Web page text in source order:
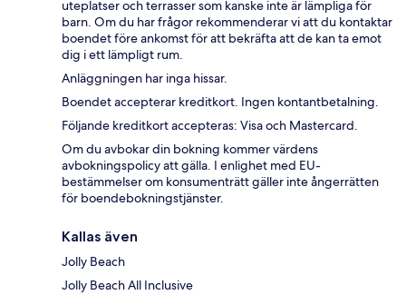
uteplatser och terrasser som kanske inte är lämpliga för
barn. Om du har frågor rekommenderar vi att du kontaktar
boendet före ankomst för att bekräfta att de kan ta emot
dig i ett lämpligt rum.
Anläggningen har inga hissar.
Boendet accepterar kreditkort. Ingen kontantbetalning.
Följande kreditkort accepteras: Visa och Mastercard.
Om du avbokar din bokning kommer värdens
avbokningspolicy att gälla. I enlighet med EU-
bestämmelser om konsumenträtt gäller inte ångerrätten
för boendebokningstjänster.
Kallas även
Jolly Beach
Jolly Beach All Inclusive